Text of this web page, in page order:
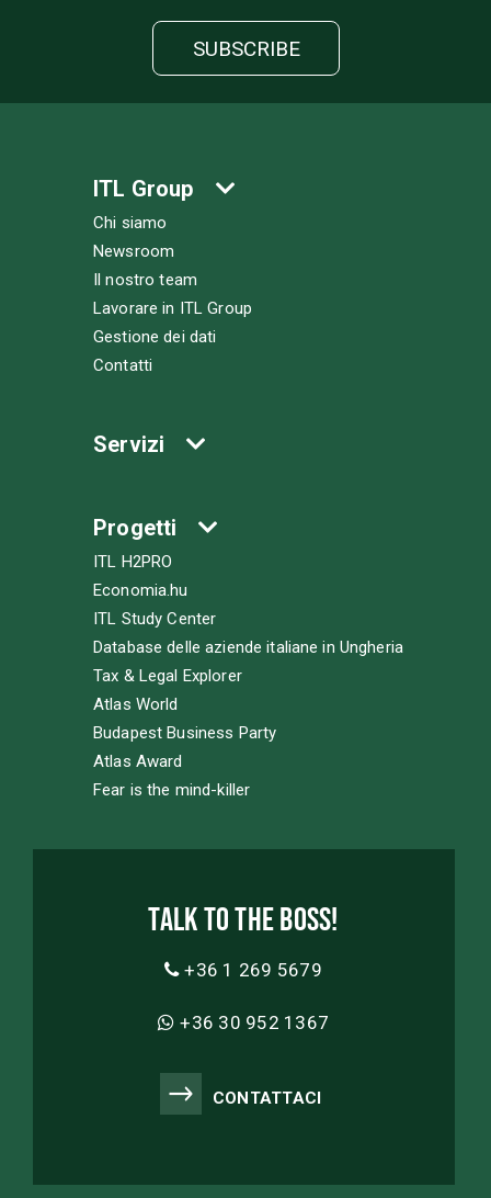
ITL Group
Chi siamo
Newsroom
Il nostro team
Lavorare in ITL Group
Gestione dei dati
Contatti
Servizi
Progetti
ITL H2PRO
Economia.hu
ITL Study Center
Database delle aziende italiane in Ungheria
Tax & Legal Explorer
Atlas World
Budapest Business Party
Atlas Award
Fear is the mind-killer
Talk to the boss!
+36 1 269 5679
+36 30 952 1367
CONTATTACI